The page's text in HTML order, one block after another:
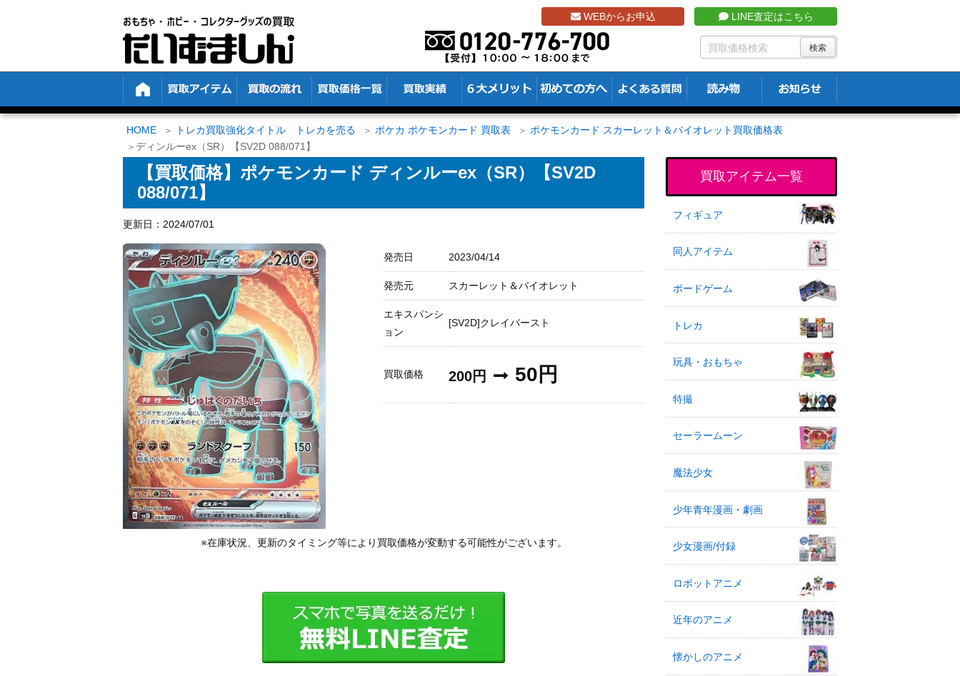
WEBからお申込 LINE査定はこちら
HOME トレカ買取強化タイトル トレカを売る ポケカ ポケモンカード 買取表
ポケモンカード スカーレット＆バイオレット買取価格表
ディンルーex（SR）【SV2D 088/071】
【買取価格】ポケモンカード ディンルーex（SR）【SV2D
088/071】
更新日：2024/07/01
発売日 2023/04/14
発売元 スカーレット＆バイオレット
エキスパンシ
ョン
[SV2D]クレイバースト
買取価格 200円 50円
※在庫状況、更新のタイミング等により買取価格が変動する可能性がございます。
買取アイテム一覧
フィギュア
同人アイテム
ボードゲーム
トレカ
玩具・おもちゃ
特撮
セーラームーン
魔法少女
少年青年漫画・劇画
少女漫画/付録
ロボットアニメ
近年のアニメ
懐かしのアニメ